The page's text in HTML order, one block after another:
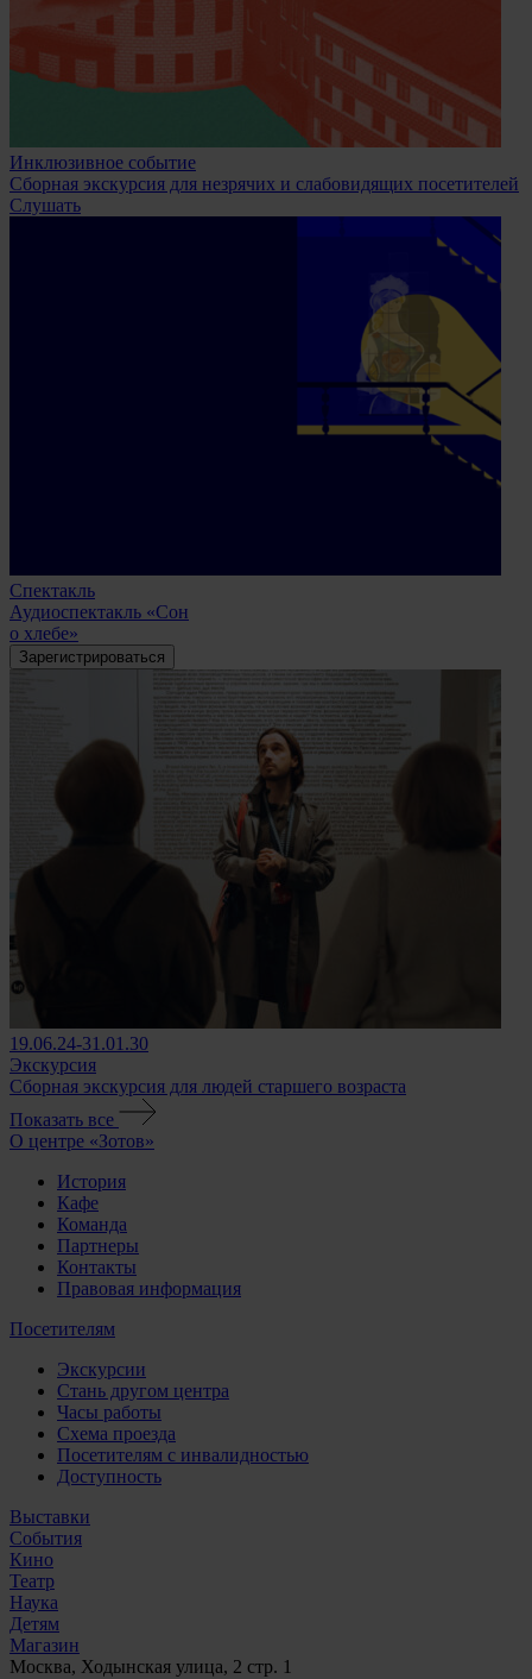
Инклюзивное событие
Сборная экскурсия для незрячих и слабовидящих посетителей
Слушать
Спектакль
Аудиоспектакль «Сон
о хлебе»
Зарегистрироваться
19.06.24-31.01.30
Экскурсия
Сборная экскурсия для людей старшего возраста
Показать все
О центре «Зотов»
История
Кафе
Команда
Партнеры
Контакты
Правовая информация
Посетителям
Экскурсии
Стань другом центра
Часы работы
Схема проезда
Посетителям с инвалидностью
Доступность
Выставки
События
Кино
Театр
Наука
Детям
Магазин
Москва, Ходынская улица, 2 стр. 1